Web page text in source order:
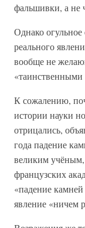
фальшивки, а не
Однако
реального
вообще не
К сожалению,
истории науки
отрицались,
года падение
великим
французских
«падение
явление «ничем